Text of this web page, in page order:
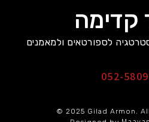
קדימה
לספורטאים ולמאמנים
052-
© 2025 Gilad Armon.